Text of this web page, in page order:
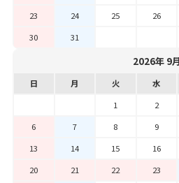
23
24 25 26
30
31
2026年 9月
日 月 火 水
1
2
6
7 8 9
13
14 15 16
20
21 22 23